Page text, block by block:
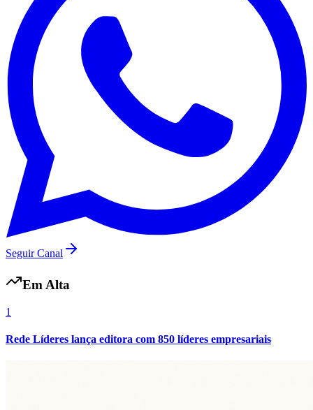
Flamengo
Seguir Canal
Em Alta
1
Rede Líderes lança editora com 850 líderes empresariais